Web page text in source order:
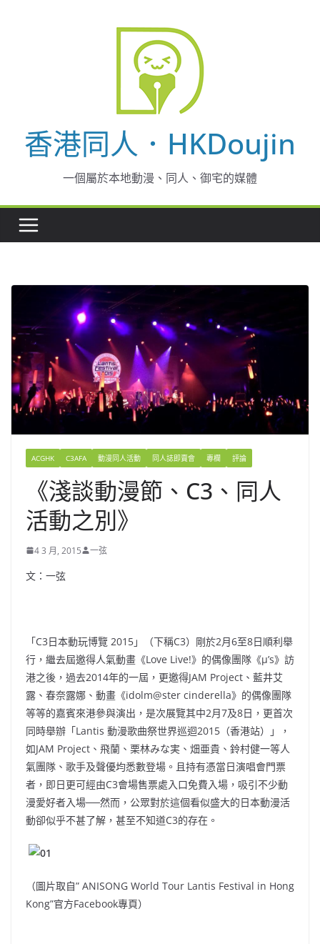
香港同人．HKDoujin
一個屬於本地動漫、同人、御宅的媒體
ACGHK C3AFA 動漫同人活動 同人誌即賣會 專欄 評論
《淺談動漫節、C3、同人
活動之別》
4 3 月, 2015 一弦
文：一弦
「C3日本動玩博覽 2015」（下稱C3）剛於2月6至8日順利舉
行，繼去屆邀得人氣動畫《Love Live!》的偶像團隊《μ’s》訪
港之後，過去2014年的一屆，更邀得JAM Project、藍井艾
露、春奈露娜、動畫《idolm@ster cinderella》的偶像團隊
等等的嘉賓來港參與演出，是次展覽其中2月7及8日，更首次
同時舉辦「Lantis 動漫歌曲祭世界巡迴2015（香港站）」，
如JAM Project、飛蘭、栗林みな実、畑亜貴、鈴村健一等人
氣團隊、歌手及聲優均悉數登場。且持有憑當日演唱會門票
者，即日更可經由C3會場售票處入口免費入場，吸引不少動
漫愛好者入場──然而，公眾對於這個看似盛大的日本動漫活
動卻似乎不甚了解，甚至不知道C3的存在。
（圖片取自” ANISONG World Tour Lantis Festival in Hong
Kong”官方Facebook專頁）